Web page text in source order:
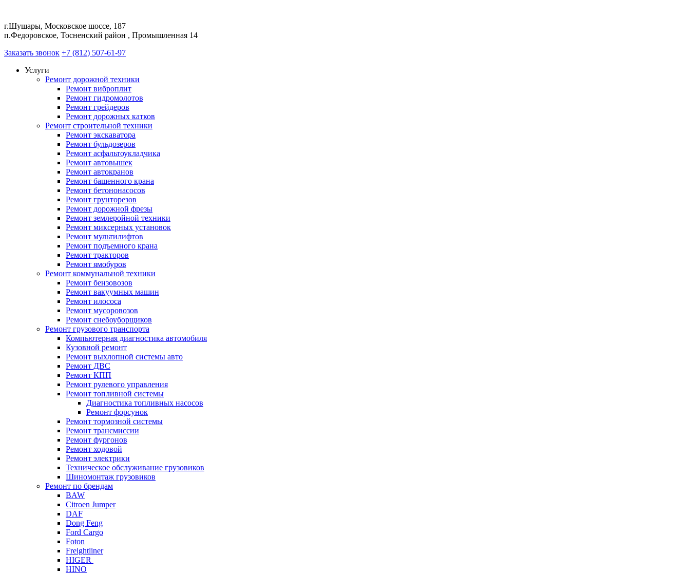
г.Шушары, Московское шоссе, 187
п.Федоровское, Тосненский район , Промышленная 14
Заказать звонок +7 (812) 507-61-97
Услуги
Ремонт дорожной техники
Ремонт виброплит
Ремонт гидромолотов
Ремонт грейдеров
Ремонт дорожных катков
Ремонт строительной техники
Ремонт экскаватора
Ремонт бульдозеров
Ремонт асфальтоукладчика
Ремонт автовышек
Ремонт автокранов
Ремонт башенного крана
Ремонт бетононасосов
Ремонт грунторезов
Ремонт дорожной фрезы
Ремонт землеройной техники
Ремонт миксерных установок
Ремонт мультилифтов
Ремонт подъемного крана
Ремонт тракторов
Ремонт ямобуров
Ремонт коммунальной техники
Ремонт бензовозов
Ремонт вакуумных машин
Ремонт илососа
Ремонт мусоровозов
Ремонт снебоуборщиков
Ремонт грузового транспорта
Компьютерная диагностика автомобиля
Кузовной ремонт
Ремонт выхлопной системы авто
Ремонт ДВС
Ремонт КПП
Ремонт рулевого управления
Ремонт топливной системы
Диагностика топливных насосов
Ремонт форсунок
Ремонт тормозной системы
Ремонт трансмиссии
Ремонт фургонов
Ремонт ходовой
Ремонт электрики
Техническое обслуживание грузовиков
Шиномонтаж грузовиков
Ремонт по брендам
BAW
Citroen Jumper
DAF
Dong Feng
Ford Cargo
Foton
Freightliner
HIGER
HINO